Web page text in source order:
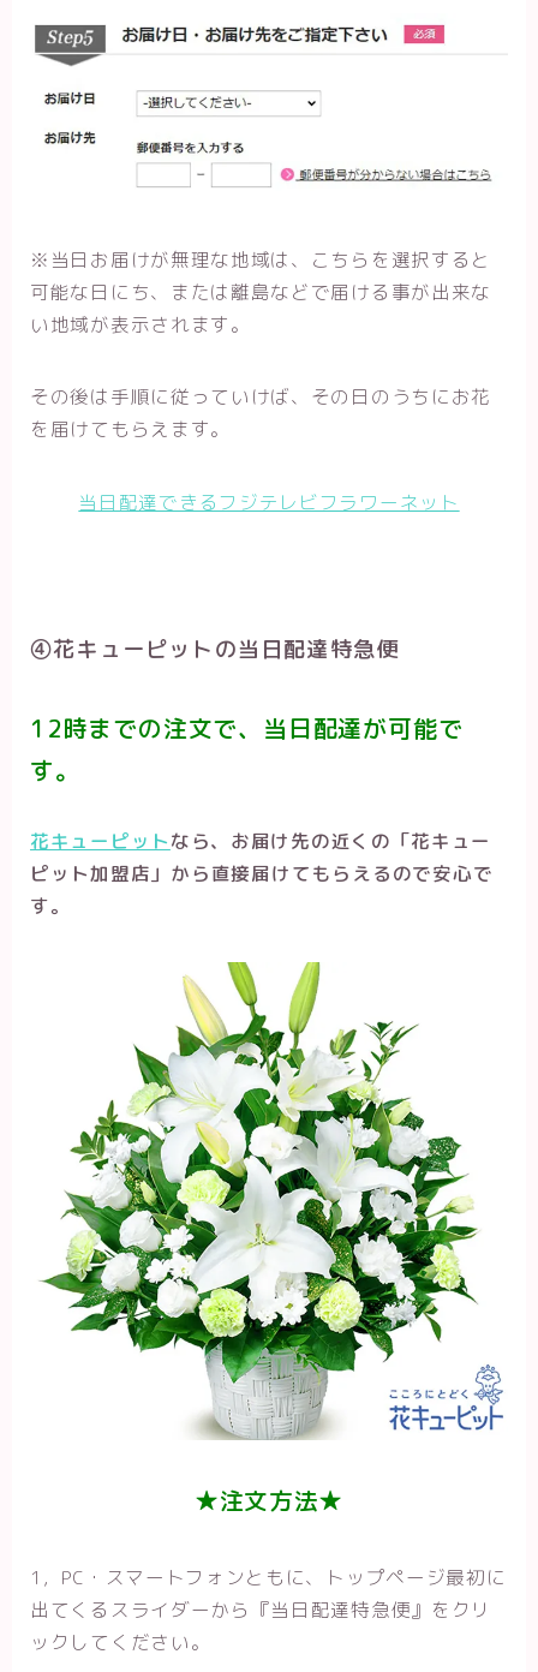
※当日お届けが無理な地域は、こちらを選択すると
可能な日にち、または離島などで届ける事が出来な
い地域が表示されます。
その後は手順に従っていけば、その日のうちにお花
を届けてもらえます。
当日配達できるフジテレビフラワーネット
④花キューピットの当日配達特急便
12時までの注文で、当日配達が可能で
す。
花キューピットなら、お届け先の近くの「花キュー
ピット加盟店 」 から直接届けてもらえるので安心で
す。
★注文方法★
1，PC・スマートフォンともに、トップページ最初に
出てくるスライダーから『当日配達特急便』をクリ
ックしてください。